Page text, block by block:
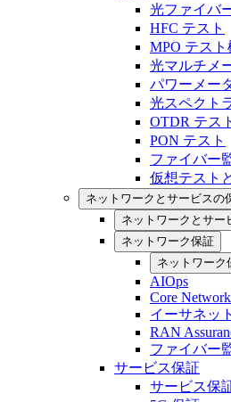
光ファイバ
HFC テスト
MPO テスト
光マルチメ
パワーメー
光スペクト
OTDR テス
PON テスト
ファイバー
仮想テスト
ネットワークとサービスの
ネットワークとサー
ネットワーク保証
ネットワーク
AIOps
Core
イーサネッ
RAN
ファイバー
サービス保証
サービス保